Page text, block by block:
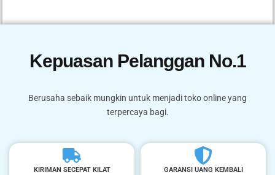
Kepuasan Pelanggan No.1
Berusaha sebaik mungkin untuk menjadi toko online yang
terpercaya bagi.
KIRIMAN SECEPAT KILAT GARANSI UANG KEMBALI